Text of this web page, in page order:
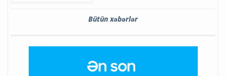
Bütün xəbərlər